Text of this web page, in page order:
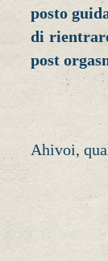
posto
di
post
Ahivoi,